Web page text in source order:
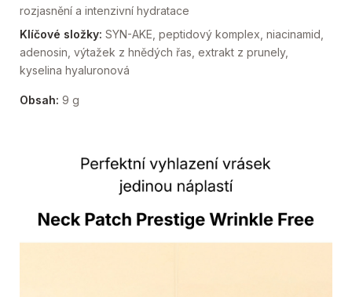
rozjasnění a intenzivní hydratace
Klíčové složky: SYN-AKE, peptidový komplex, niacinamid,
adenosin, výtažek z hnědých řas, extrakt z prunely,
kyselina hyaluronová
Obsah: 9 g